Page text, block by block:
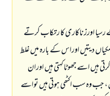
اورزناکاری کا رتکاب کرتے
دیتیں اوراس کے بارہ میں غلط
ہيں اسے جھوٹا کہتی ہیں اوران
وہ سب اکٹھی ہوتی ہیں تواسے